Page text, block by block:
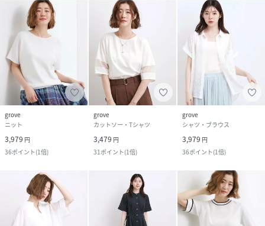
grove
ニット
3,979 円
36ポイント(1倍)
grove
カットソー・Tシャツ
3,479 円
31ポイント(1倍)
grove
シャツ・ブラウス
3,979 円
36ポイント(1倍)